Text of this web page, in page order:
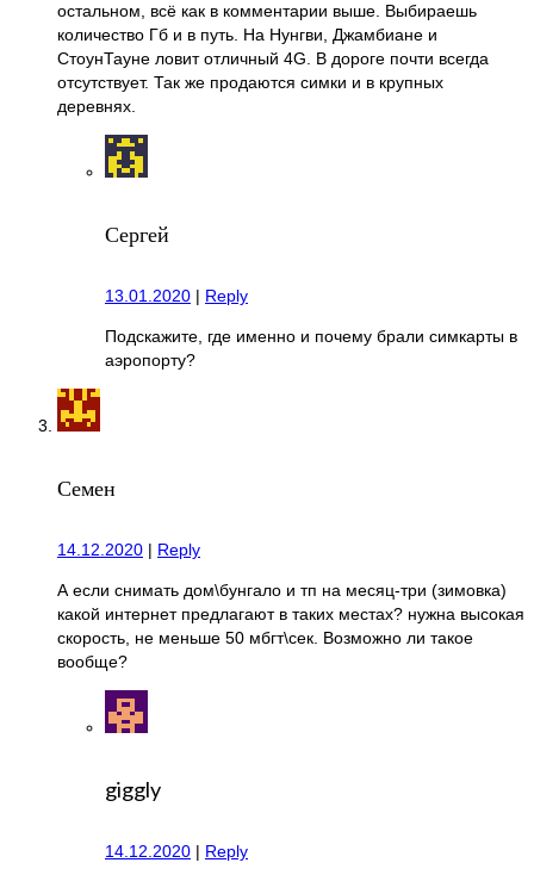
остальном, всё как в комментарии выше. Выбираешь
количество Гб и в путь. На Нунгви, Джамбиане и
СтоунТауне ловит отличный 4G. В дороге почти всегда
отсутствует. Так же продаются симки и в крупных
деревнях.
Сергей
13.01.2020 | Reply
Подскажите, где именно и почему брали симкарты в
аэропорту?
Семен
14.12.2020 | Reply
А если снимать дом\бунгало и тп на месяц-три (зимовка)
какой интернет предлагают в таких местах? нужна высокая
скорость, не меньше 50 мбгт\сек. Возможно ли такое
вообще?
giggly
14.12.2020 | Reply